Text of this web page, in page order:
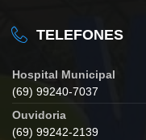
TELEFONES
Hospital Municipal
(69) 99240-7037
Ouvidoria
(69) 99242-2139